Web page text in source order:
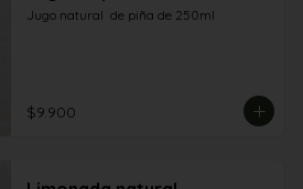
Jugo natural  de piña de 250ml
$9.900